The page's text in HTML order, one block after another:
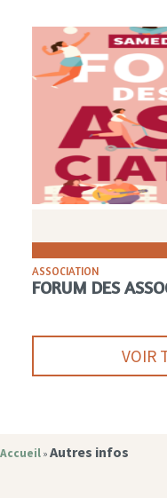
ASSOCIATION
FORUM DES
VOIR
Accueil » Autres infos